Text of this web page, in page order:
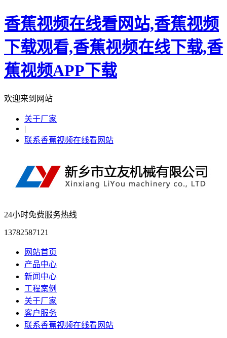
香蕉视频在线看网站,香蕉视频
下载观看,香蕉视频在线下载,香
蕉视频APP下载
欢迎来到网站
关于厂家
|
联系香蕉视频在线看网站
24小时免费服务热线
13782587121
网站首页
产品中心
新闻中心
工程案例
关于厂家
客户服务
联系香蕉视频在线看网站